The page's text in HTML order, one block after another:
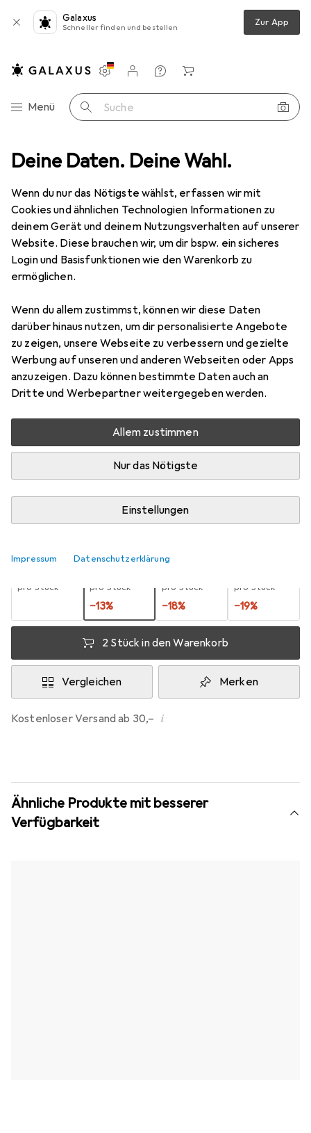
Deine Daten. Deine Wahl.
Wenn du nur das Nötigste wählst, erfassen wir mit
Cookies und ähnlichen Technologien Informationen zu
deinem Gerät und deinem Nutzungsverhalten auf unserer
Website. Diese brauchen wir, um dir bspw. ein sicheres
Login und Basisfunktionen wie den Warenkorb zu
ermöglichen.
Wenn du allem zustimmst, können wir diese Daten
darüber hinaus nutzen, um dir personalisierte Angebote
zu zeigen, unsere Webseite zu verbessern und gezielte
Werbung auf unseren und anderen Webseiten oder Apps
anzuzeigen. Dazu können bestimmte Daten auch an
Dritte und Werbepartner weitergegeben werden.
Allem zustimmen
Nur das Nötigste
Einstellungen
Impressum Datenschutzerklärung
Galaxus
Schneller finden und bestellen Zur App
Navigation nach Kategorien
Menü Suche
Einstellungen
Kundenkonto
Vergleichslisten
Merklisten
Warenkorb
Schrauben + Bohren Bohrereinsatz Titex Spiralbohrer
2 Bilder
MENGENRABATT
Titex Spiralbohrer
5.2 mm
Preis in EUR inkl. MwSt.
EUR
12,12
Bewertungen Marke
Zwischen Di, 18.8. und Mi, 2.9. geliefert
Mehr als 10 Stück an Lager beim Lieferanten
Benachrichtigen, wenn schneller verfügbar
1 Stück
pro Stück
pro Stück
−13%
3 Stück
pro Stück
−18%
pro Stück
−19%
2 Stück in den Warenkorb
Vergleichen Merken
Kostenloser Versand ab 30,– i
Ähnliche Produkte mit besserer
Verfügbarkeit